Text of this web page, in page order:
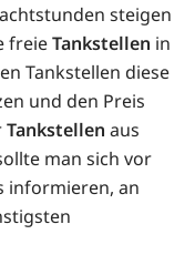
steigen
freieTankstellen in
Tankstellen diese
und den Preis
Tankstellen aus
man sich vor
informieren, an